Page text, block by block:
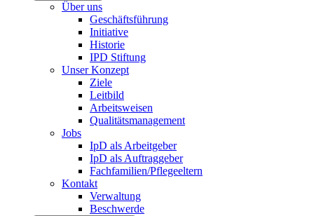
Über uns
Geschäftsführung
Initiative
Historie
IPD Stiftung
Unser Konzept
Ziele
Leitbild
Arbeitsweisen
Qualitätsmanagement
Jobs
IpD als Arbeitgeber
IpD als Auftraggeber
Fachfamilien/Pflegeeltern
Kontakt
Verwaltung
Beschwerde